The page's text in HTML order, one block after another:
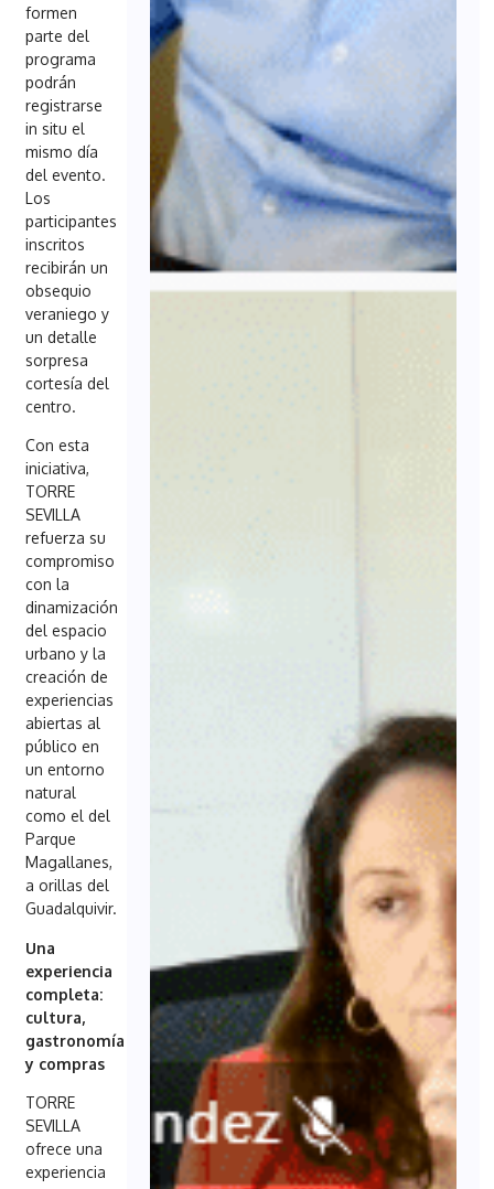
formen
parte del
programa
podrán
registrarse
in situ el
mismo día
del evento.
Los
participantes
inscritos
recibirán un
obsequio
veraniego y
un detalle
sorpresa
cortesía del
centro.
Con esta
iniciativa,
TORRE
SEVILLA
refuerza su
compromiso
con la
dinamización
del espacio
urbano y la
creación de
experiencias
abiertas al
público en
un entorno
natural
como el del
Parque
Magallanes,
a orillas del
Guadalquivir.
Una
experiencia
completa:
cultura,
gastronomía
y compras
TORRE
SEVILLA
ofrece una
experiencia